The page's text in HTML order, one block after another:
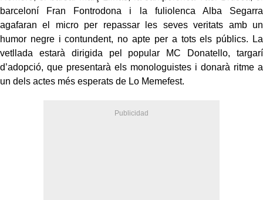
barceloní Fran Fontrodona i la fuliolenca Alba Segarra
agafaran el micro per repassar les seves veritats amb un
humor negre i contundent, no apte per a tots els públics. La
vetllada estarà dirigida pel popular MC Donatello, targarí
d’adopció, que presentarà els monologuistes i donarà ritme a
un dels actes més esperats de Lo Memefest.